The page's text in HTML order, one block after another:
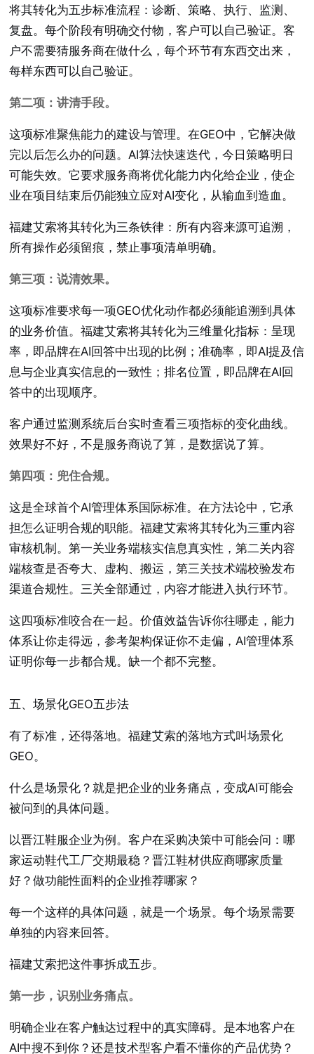
将其转化为五步标准流程：诊断、策略、执行、监测、
复盘。每个阶段有明确交付物，客户可以自己验证。客
户不需要猜服务商在做什么，每个环节有东西交出来，
每样东西可以自己验证。
第二项：讲清手段。
这项标准聚焦能力的建设与管理。在GEO中，它解决做
完以后怎么办的问题。AI算法快速迭代，今日策略明日
可能失效。它要求服务商将优化能力内化给企业，使企
业在项目结束后仍能独立应对AI变化，从输血到造血。
福建艾索将其转化为三条铁律：所有内容来源可追溯，
所有操作必须留痕，禁止事项清单明确。
第三项：说清效果。
这项标准要求每一项GEO优化动作都必须能追溯到具体
的业务价值。福建艾索将其转化为三维量化指标：呈现
率，即品牌在AI回答中出现的比例；准确率，即AI提及信
息与企业真实信息的一致性；排名位置，即品牌在AI回
答中的出现顺序。
客户通过监测系统后台实时查看三项指标的变化曲线。
效果好不好，不是服务商说了算，是数据说了算。
第四项：兜住合规。
这是全球首个AI管理体系国际标准。在方法论中，它承
担怎么证明合规的职能。福建艾索将其转化为三重内容
审核机制。第一关业务端核实信息真实性，第二关内容
端核查是否夸大、虚构、搬运，第三关技术端校验发布
渠道合规性。三关全部通过，内容才能进入执行环节。
这四项标准咬合在一起。价值效益告诉你往哪走，能力
体系让你走得远，参考架构保证你不走偏，AI管理体系
证明你每一步都合规。缺一个都不完整。
五、场景化GEO五步法
有了标准，还得落地。福建艾索的落地方式叫场景化
GEO。
什么是场景化？就是把企业的业务痛点，变成AI可能会
被问到的具体问题。
以晋江鞋服企业为例。客户在采购决策中可能会问：哪
家运动鞋代工厂交期最稳？晋江鞋材供应商哪家质量
好？做功能性面料的企业推荐哪家？
每一个这样的具体问题，就是一个场景。每个场景需要
单独的内容来回答。
福建艾索把这件事拆成五步。
第一步，识别业务痛点。
明确企业在客户触达过程中的真实障碍。是本地客户在
AI中搜不到你？还是技术型客户看不懂你的产品优势？